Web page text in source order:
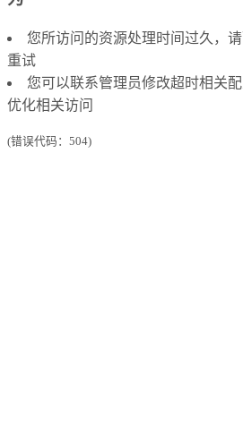
您所访问的资源处理时间过久，
重试
您可以联系管理员修改超时相关
优化相关访问
(错误代码：504)